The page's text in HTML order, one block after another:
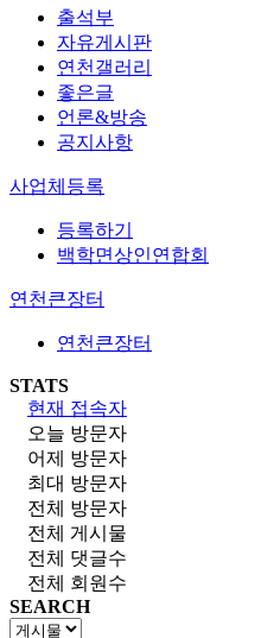
출석부
자유게시판
연천갤러리
좋은글
언론&방송
공지사항
사업체등록
등록하기
백학면상인연합회
연천큰장터
연천큰장터
STATS
현재 접속자
오늘 방문자
어제 방문자
최대 방문자
전체 방문자
전체 게시물
전체 댓글수
전체 회원수
SEARCH